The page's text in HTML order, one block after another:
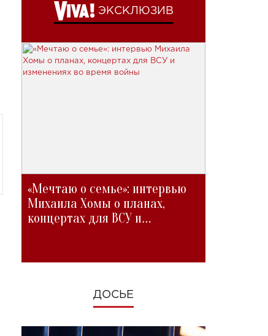
ЭКСКЛЮЗИВ
«Мечтаю о семье»: интервью
Михаила Хомы о планах,
концертах для ВСУ и
ДОСЬЕ